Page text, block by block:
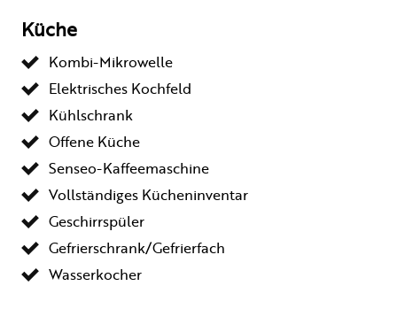
Küche
Kombi-Mikrowelle
Elektrisches Kochfeld
Kühlschrank
Offene Küche
Senseo-Kaffeemaschine
Vollständiges Kücheninventar
Geschirrspüler
Gefrierschrank/Gefrierfach
Wasserkocher